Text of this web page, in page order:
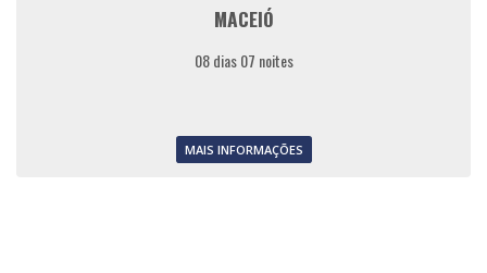
MACEIÓ
08 dias 07 noites
MAIS INFORMAÇÕES